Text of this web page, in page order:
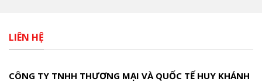
LIÊN HỆ
CÔNG TY TNHH THƯƠNG MẠI VÀ QUỐC TẾ HUY KHÁNH